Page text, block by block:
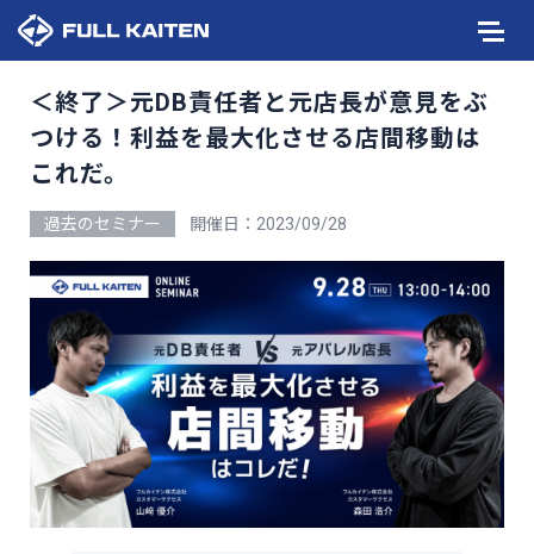
＜終了＞元DB責任者と元店長が意見をぶ
つける！利益を最大化させる店間移動は
これだ。
過去のセミナー 開催日：2023/09/28